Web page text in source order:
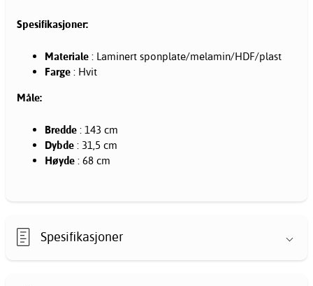
Spesifikasjoner:
Materiale : Laminert sponplate/melamin/HDF/plast
Farge : Hvit
Måle:
Bredde : 143 cm
Dybde : 31,5 cm
Høyde : 68 cm
Spesifikasjoner